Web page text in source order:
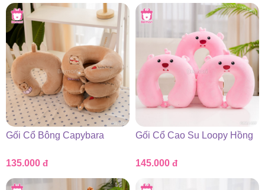
108.500 đ
đến
227.500 đ
Gối Cổ Bông Capybara
135.000 đ
Gối Cổ Cao Su Loopy Hồng
145.000 đ